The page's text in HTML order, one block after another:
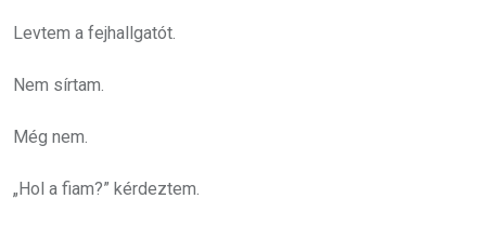
Levtem a fejhallgatót.
Nem sírtam.
Még nem.
„Hol a fiam?” kérdeztem.